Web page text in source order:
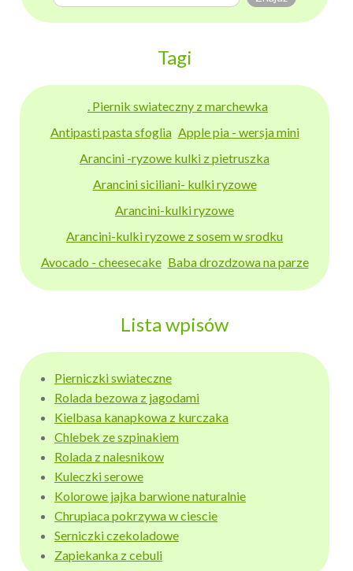
Tagi
. Piernik swiateczny z marchewka
Antipasti pasta sfoglia Apple pia - wersja mini
Arancini -ryzowe kulki z pietruszka
Arancini siciliani- kulki ryzowe
Arancini-kulki ryzowe
Arancini-kulki ryzowe z sosem w srodku
Avocado - cheesecake Baba drozdzowa na parze
Lista wpisów
Pierniczki swiateczne
Rolada bezowa z jagodami
Kielbasa kanapkowa z kurczaka
Chlebek ze szpinakiem
Rolada z nalesnikow
Kuleczki serowe
Kolorowe jajka barwione naturalnie
Chrupiaca pokrzywa w ciescie
Serniczki czekoladowe
Zapiekanka z cebuli